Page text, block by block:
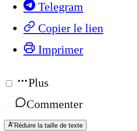
Telegram
Copier le lien
Imprimer
Plus
Commenter
Réduire la taille de texte